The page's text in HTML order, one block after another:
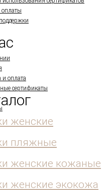
оплаты
и оплата
сертификаты
женские
пляжные
женские кожаные
женские экокожа